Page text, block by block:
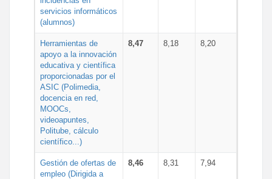
servicios informáticos
(alumnos)
Herramientas de
apoyo a la innovación
educativa y científica
proporcionadas por el
ASIC (Polimedia,
docencia en red,
MOOCs,
videoapuntes,
Politube, cálculo
científico...)
8,47 8,18 8,20
Gestión de ofertas de
empleo (Dirigida a
8,46 8,31 7,94